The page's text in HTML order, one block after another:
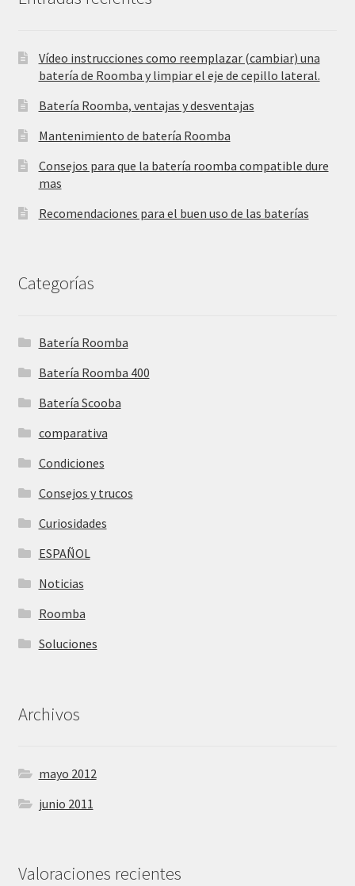
Vídeo instrucciones como reemplazar (cambiar) una
batería de Roomba y limpiar el eje de cepillo lateral.
Batería Roomba, ventajas y desventajas
Mantenimiento de batería Roomba
Consejos para que la batería roomba compatible dure
mas
Recomendaciones para el buen uso de las baterías
Categorías
Batería Roomba
Batería Roomba 400
Batería Scooba
comparativa
Condiciones
Consejos y trucos
Curiosidades
ESPAÑOL
Noticias
Roomba
Soluciones
Archivos
mayo 2012
junio 2011
Valoraciones recientes